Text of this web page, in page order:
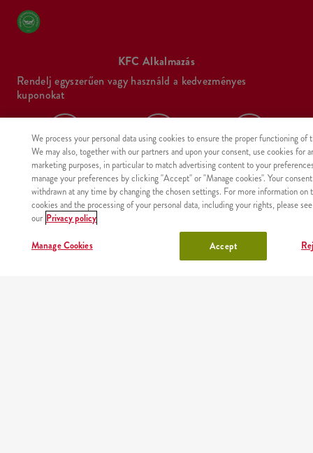
KFC Alkalmazás
Rendelj egyszerűen vagy használd a kedvezményes
kuponokat
Google Play App Store AppGallery
We process your personal data using cookies to ensure the proper functioning of
We may also, together with our partners and upon your consent, use cookies for
marketing purposes, in particular to match advertising content to your
manage your preferences by clicking "Accept" or "Manage cookies". Your
withdrawn at any time by changing the chosen settings. For more information on
cookies and the processing of your personal data, including your rights, please see
our Privacy policy
Manage Cookies Accept